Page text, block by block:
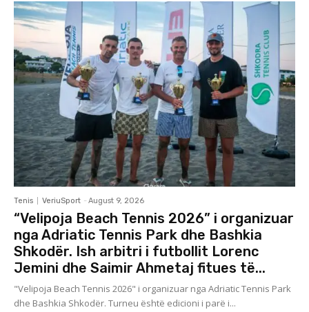
Tenis VeriuSport - August 9, 2026
“Velipoja Beach Tennis 2026” i organizuar
nga Adriatic Tennis Park dhe Bashkia
Shkodër. Ish arbitri i futbollit Lorenc
Jemini dhe Saimir Ahmetaj fitues të...
"Velipoja Beach Tennis 2026" i organizuar nga Adriatic Tennis Park
dhe Bashkia Shkodër. Turneu është edicioni i parë i...